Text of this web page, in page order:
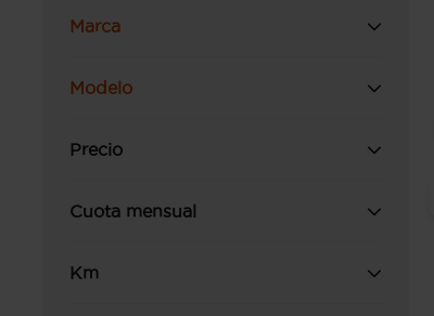
Marca
Modelo
Precio
Cuota mensual
Km